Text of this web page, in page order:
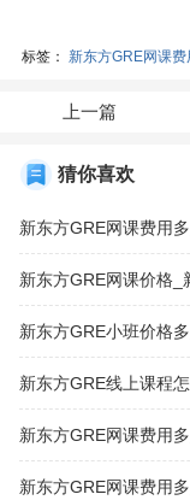
标签： 新东方GRE网课费
上一篇
猜你喜欢
新东方GRE小班价格